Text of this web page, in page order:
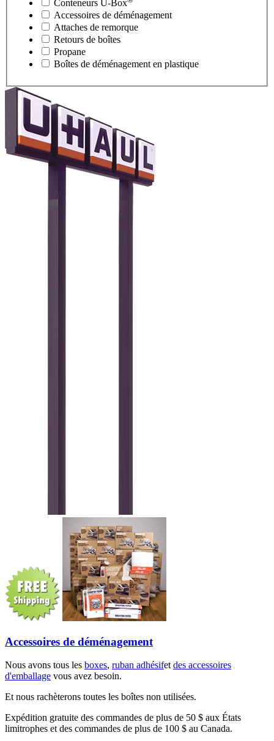
Conteneurs U-Box
Accessoires de déménagement
Attaches de remorque
Retours de boîtes
Propane
Boîtes de déménagement en plastique
Accessoires de déménagement
Nous avons tous les boxes, ruban adhésifetdes accessoires
d'emballage vous avez besoin.
Et nous rachèterons toutes les boîtes non utilisées.
Expédition gratuite des commandes de plus de 50 $ aux États
limitrophes et des commandes de plus de 100 $ au Canada.